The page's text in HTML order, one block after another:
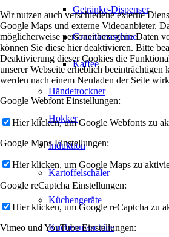
Getränke-Dispenser
Granitamaschine
Kaffee
Händetrockner
Hokker
Induktion
Kartoffelschäler
Küchengeräte
Kuchenmaschine
Wir nutzen auch verschiedene externe
Google Maps und externe Videoanbieter.
möglicherweise personenbezogene Daten
können Sie diese hier deaktivieren. Bitte
Deaktivierung dieser Cookies die
unserer Webseite erheblich beeinträchtigen
werden nach einem Neuladen der Seite
Google Webfont Einstellungen:
Hier klicken, um Google Webfonts zu
Google Maps Einstellungen:
Hier klicken, um Google Maps zu
Google reCaptcha Einstellungen:
Hier klicken, um Google reCaptcha zu
Vimeo und YouTube Einstellungen: